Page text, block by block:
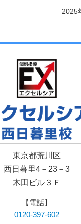
2025
東京都荒川区
西日暮里4－23－3
木田ビル３Ｆ
【電話】
0120-397-602